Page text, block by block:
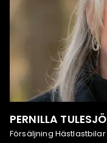
PERNILLA TULESJÖ
Försäljning Hästlastbilar